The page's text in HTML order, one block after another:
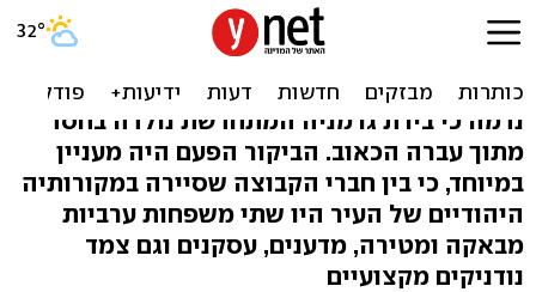
ברלין: יהודים וערבים במסע
אל העבר הגרמני
נדמה כי בירת גרמניה המתחדשת נולדה בחסד
מתוך עברה הכאוב. הביקור הפעם היה מעניין
במיוחד, כי בין חברי הקבוצה שסיירה במקורותיה
היהודיים של העיר היו שתי משפחות ערביות
מבאקה ומטירה, מדענים, עסקנים וגם צמד
נודניקים מקצועיים